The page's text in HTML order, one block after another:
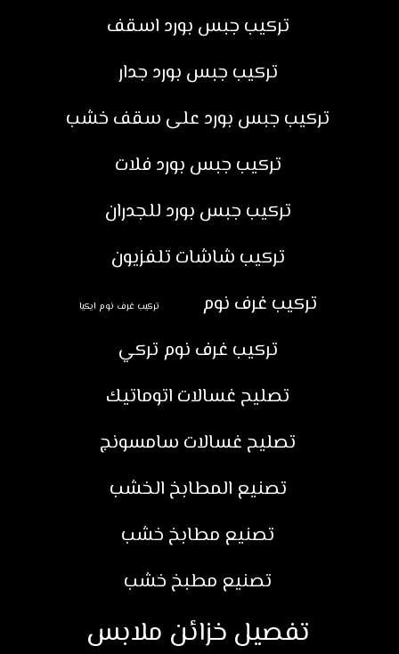
تركيب جبس بورد اسقف
تركيب جبس بورد جدار
تركيب جبس بورد على سقف خشب
تركيب جبس بورد فلات
تركيب جبس بورد للجدران
تركيب شاشات تلفزيون
تركيب غرف نوم
تركيب غرف نوم ايكيا
تركيب غرف نوم تركي
تصليح غسالات اتوماتيك
تصليح غسالات سامسونج
تصنيع المطابخ الخشب
تصنيع مطابخ خشب
تصنيع مطبخ خشب
تفصيل خزائن ملابس